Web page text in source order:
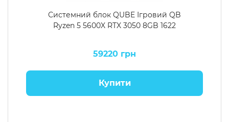
Системний блок QUBE Ігровий QB
Ryzen 5 5600X RTX 3050 8GB 1622
59220 грн
Купити